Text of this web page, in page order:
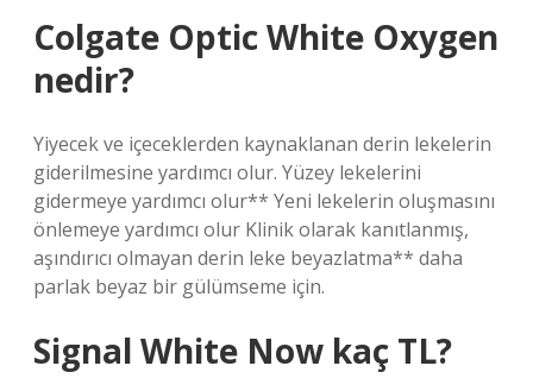
Colgate Optic White Oxygen
nedir?
Yiyecek ve içeceklerden kaynaklanan derin lekelerin
giderilmesine yardımcı olur. Yüzey lekelerini
gidermeye yardımcı olur** Yeni lekelerin oluşmasını
önlemeye yardımcı olur Klinik olarak kanıtlanmış,
aşındırıcı olmayan derin leke beyazlatma** daha
parlak beyaz bir gülümseme için.
Signal White Now kaç TL?